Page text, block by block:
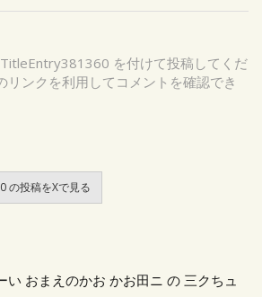
を付けて投稿してくだ
リンクを利用してコメントを確認でき
の投稿をXで見る
い おまえのかお かお田ニ の 三クちュ